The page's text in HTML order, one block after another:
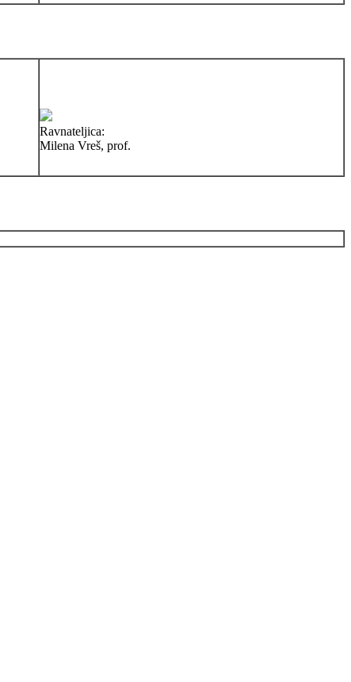
Ravnateljica:
Milena Vreš, prof.